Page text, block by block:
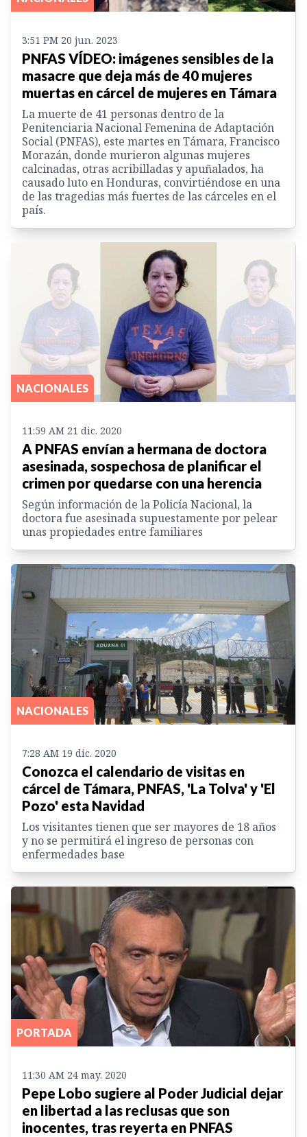
3:51 PM 20 jun. 2023
PNFAS VÍDEO: imágenes sensibles de la
masacre que deja más de 40 mujeres
muertas en cárcel de mujeres en Támara
La muerte de 41 personas dentro de la
Penitenciaria Nacional Femenina de Adaptación
Social (PNFAS), este martes en Támara, Francisco
Morazán, donde murieron algunas mujeres
calcinadas, otras acribilladas y apuñalados, ha
causado luto en Honduras, convirtiéndose en una
de las tragedias más fuertes de las cárceles en el
país.
NACIONALES
11:59 AM 21 dic. 2020
A PNFAS envían a hermana de doctora
asesinada, sospechosa de planificar el
crimen por quedarse con una herencia
Según información de la Policía Nacional, la
doctora fue asesinada supuestamente por pelear
unas propiedades entre familiares
NACIONALES
7:28 AM 19 dic. 2020
Conozca el calendario de visitas en
cárcel de Támara, PNFAS, 'La Tolva' y 'El
Pozo' esta Navidad
Los visitantes tienen que ser mayores de 18 años
y no se permitirá el ingreso de personas con
enfermedades base
PORTADA
11:30 AM 24 may. 2020
Pepe Lobo sugiere al Poder Judicial dejar
en libertad a las reclusas que son
inocentes, tras reyerta en PNFAS